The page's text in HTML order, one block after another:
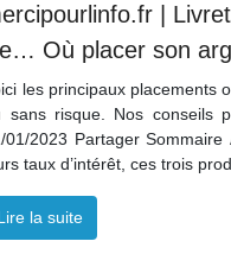
|
Où placer son
les principaux placements
sans risque. Nos conseils
01/2023 Partager Sommaire
taux d’intérêt, ces trois
la suite